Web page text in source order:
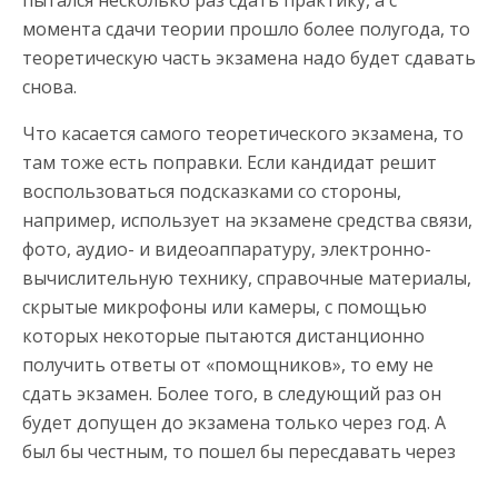
момента сдачи теории прошло более полугода, то
теоретическую часть экзамена надо будет сдавать
снова.
Что касается самого теоретического экзамена, то
там тоже есть поправки. Если кандидат решит
воспользоваться подсказками со стороны,
например, использует на экзамене средства связи,
фото, аудио- и видеоаппаратуру, электронно-
вычислительную технику, справочные материалы,
скрытые микрофоны или камеры, с помощью
которых некоторые пытаются дистанционно
получить ответы от «помощников», то ему не
сдать экзамен. Более того, в следующий раз он
будет допущен до экзамена только через год. А
был бы честным, то пошел бы пересдавать через